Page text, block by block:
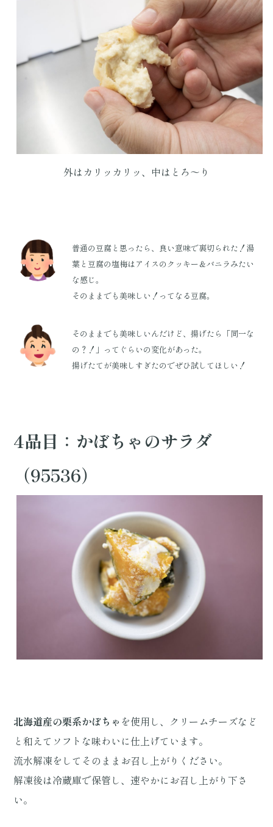
外はカリッカリッ、中はとろ～り
普通の豆腐と思ったら、良い意味で裏切られた！湯
葉と豆腐の塩梅はアイスのクッキー＆バニラみたい
な感じ。
そのままでも美味しい！ってなる豆腐。
そのままでも美味しいんだけど、揚げたら「同一な
の？！」ってぐらいの変化があった。
揚げたてが美味しすぎたのでぜひ試してほしい！
4品目：かぼちゃのサラダ
（95536）
北海道産の栗系かぼちゃ を使用し、クリームチーズなど
と和えてソフトな味わいに仕上げています。
流水解凍をしてそのままお召し上がりください。
解凍後は冷蔵庫で保管し、速やかにお召し上がり下さ
い。